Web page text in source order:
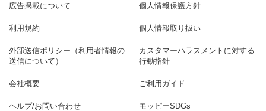
広告掲載について 個人情報保護方針
利用規約 個人情報取り扱い
外部送信ポリシー（利用者情報の
送信について）
カスタマーハラスメントに対する
行動指針
会社概要 ご利用ガイド
ヘルプ/お問い合わせ モッピーSDGs